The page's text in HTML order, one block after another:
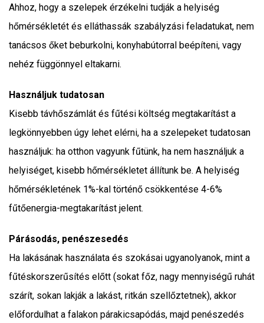
Ahhoz, hogy a szelepek érzékelni tudják a helyiség
hőmérsékletét és elláthassák szabályzási feladatukat, nem
tanácsos őket beburkolni, konyhabútorral beépíteni, vagy
nehéz függönnyel eltakarni.
Használjuk tudatosan
Kisebb távhőszámlát és fűtési költség megtakarítást a
legkönnyebben úgy lehet elérni, ha a szelepeket tudatosan
használjuk: ha otthon vagyunk fűtünk, ha nem használjuk a
helyiséget, kisebb hőmérsékletet állítunk be. A helyiség
hőmérsékletének 1%-kal történő csökkentése 4-6%
fűtőenergia-megtakarítást jelent.
Párásodás, penészesedés
Ha lakásának használata és szokásai ugyanolyanok, mint a
fűtéskorszerűsítés előtt (sokat főz, nagy mennyiségű ruhát
szárít, sokan lakják a lakást, ritkán szellőztetnek), akkor
előfordulhat a falakon párakicsapódás, majd penészedés